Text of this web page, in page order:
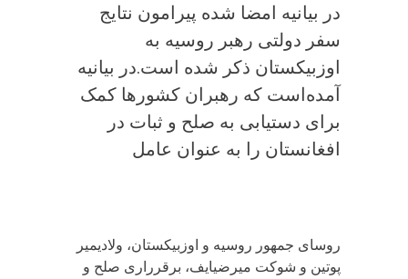
در بیانیه امضا شده پیرامون نتایج
سفر دولتی رهبر روسیه به
اوزبیکستان ذکر شده است.در بیانیه
آمده‌است که رهبران کشورها کمک
برای دستیابی به صلح و ثبات در
افغانستان را به عنوان عامل
روسای جمهور روسیه و اوزبیکستان، ولادیمیر
پوتین و شوکت میرضیایف، برقرراری صلح و